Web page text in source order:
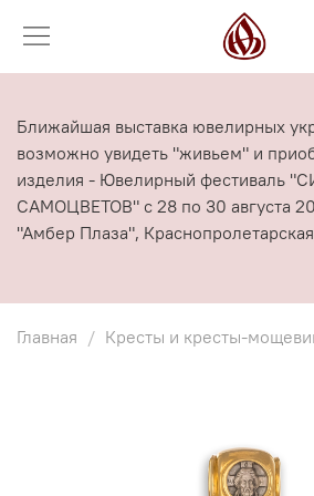
Ближайшая выставка ювелирных
возможно увидеть "живьем" и
изделия - Ювелирный фестиваль
САМОЦВЕТОВ" с 28 по 30 августа
"Амбер Плаза",
Главная Кресты и кресты-